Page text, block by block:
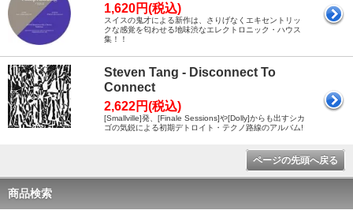
1,620円(税込)
スイスの鬼才による新作は、さりげなくエキセントリッ
クな感覚を匂わせる地味渋なエレクトロニック・ハウス
集！！
Steven Tang - Disconnect To
Connect
2,622円(税込)
[Smallville]発、[Finale Sessions]や[Dolly]からも出すシカ
ゴの気鋭による初期デトロイト・テクノ路線のアルバム!
ページの先頭へ戻る
商品検索